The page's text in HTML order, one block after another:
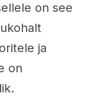
on see
ja
on